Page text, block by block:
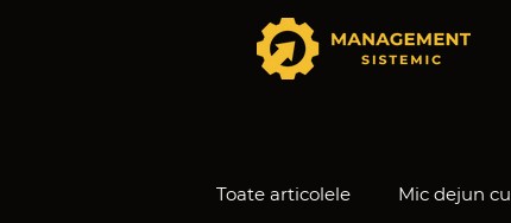
Toate articolele Mic dejun